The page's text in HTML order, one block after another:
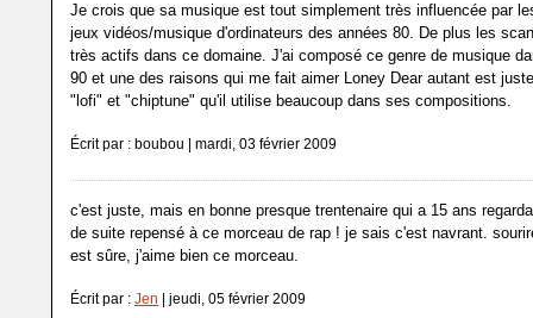
Je crois que sa musique est tout simplement très influencée par
jeux vidéos/musique d'ordinateurs des années 80. De plus les
très actifs dans ce domaine. J'ai composé ce genre de musique
90 et une des raisons qui me fait aimer Loney Dear autant est
"lofi" et "chiptune" qu'il utilise beaucoup dans ses compositions.
Écrit par : boubou | mardi, 03 février 2009
c'est juste, mais en bonne presque trentenaire qui a 15 ans
de suite repensé à ce morceau de rap ! je sais c'est navrant.
est sûre, j'aime bien ce morceau.
Écrit par : Jen | jeudi, 05 février 2009